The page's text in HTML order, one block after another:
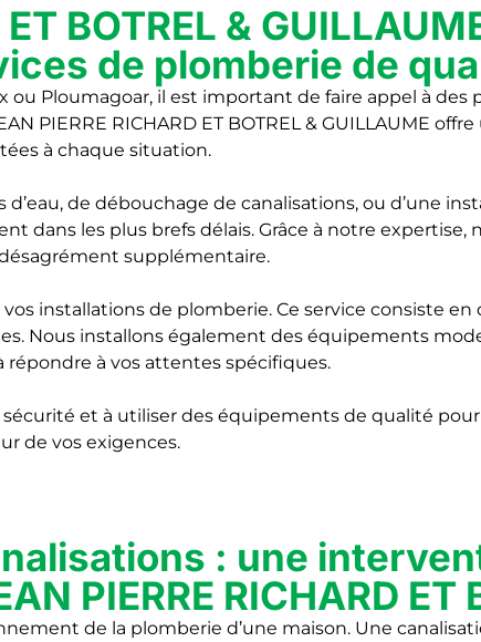
ET BOTREL &
de plomberie de
Ploumagoar, il est important de faire appel à
PIERRE RICHARD ET BOTREL & GUILLAUME
à chaque situation.
de débouchage de canalisations, ou d’une
dans les plus brefs délais. Grâce à notre
supplémentaire.
installations de plomberie. Ce service consiste
Nous installons également des équipements
répondre à vos attentes spécifiques.
et à utiliser des équipements de qualité
de vos exigences.
: une
PIERRE RICHARD ET
de la plomberie d’une maison. Une